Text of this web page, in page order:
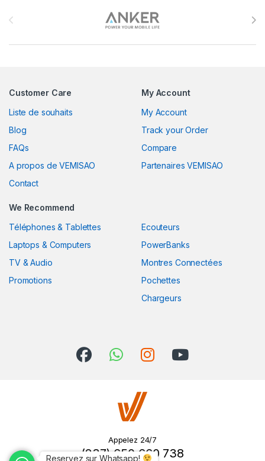
Customer Care
Liste de souhaits
Blog
FAQs
A propos de VEMISAO
Contact
My Account
My Account
Track your Order
Compare
Partenaires VEMISAO
We Recommend
Téléphones & Tablettes
Laptops & Computers
TV & Audio
Promotions
Ecouteurs
PowerBanks
Montres Connectées
Pochettes
Chargeurs
Appelez 24/7
(237) 650 660 738
Reservez sur Whatsapp!